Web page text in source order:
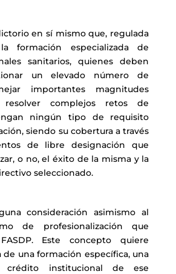
en sí mismo que, regulada
formación especializada de
sanitarios, quienes deben
un elevado número de
importantes magnitudes
resolver complejos retos de
ningún tipo de requisito
siendo su cobertura a través
de libre designación que
o no, el éxito de la misma y la
seleccionado.
consideración asimismo al
de profesionalización que
Este concepto quiere
de una formación específica, una
crédito institucional de ese